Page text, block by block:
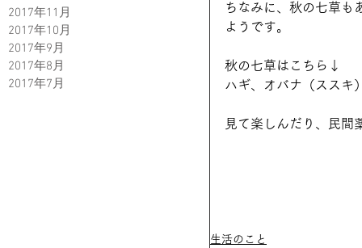
2017年11月
2017年10月
2017年9月
2017年8月
2017年7月
ちなみに、秋の七草も
ようです。
秋の七草はこちら↓
ハギ、オバナ（ススキ
見て楽しんだり、民間
生活のこと